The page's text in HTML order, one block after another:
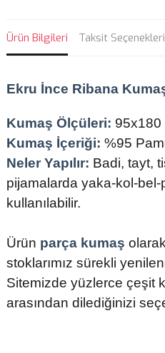
Ürün Bilgileri Taksit Seçenekleri
Ekru İnce Ribana
Kumaş Ölçüleri: 95x180
Kumaş İçeriği: %95
Neler Yapılır: Badi, tayt,
pijamalarda yaka-kol-bel-
kullanılabilir.
Ürün parça kumaş
stoklarımız sürekli
Sitemizde yüzlerce çeşit
arasından dilediğinizi